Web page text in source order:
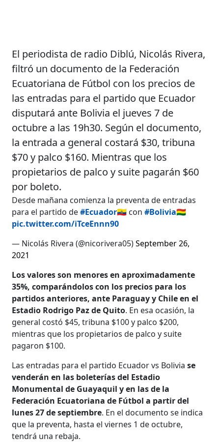
El periodista de radio Diblú, Nicolás Rivera,
filtró un documento de la Federación
Ecuatoriana de Fútbol con los precios de
las entradas para el partido que Ecuador
disputará ante Bolivia el jueves 7 de
octubre a las 19h30. Según el documento,
la entrada a general costará $30, tribuna
$70 y palco $160. Mientras que los
propietarios de palco y suite pagarán $60
por boleto.
Desde mañana comienza la preventa de entradas
para el partido de#Ecuador🇪🇨 con#Bolivia🇧🇴
pic.twitter.com/iTceEnnn90
— Nicolás Rivera (@nicorivera05)September 26,
2021
Los valores son menores en aproximadamente
35%, comparándolos con los precios para los
partidos anteriores, ante Paraguay y Chile en el
Estadio Rodrigo Paz de Quito. En esa ocasión, la
general costó $45, tribuna $100 y palco $200,
mientras que los propietarios de palco y suite
pagaron $100.
Las entradas para el partido Ecuador vs Boliviase
venderán en las boleterías del Estadio
Monumental de Guayaquil y en las de la
Federación Ecuatoriana de Fútbol a partir del
lunes 27 de septiembre. En el documento se indica
que la preventa, hasta el viernes 1 de octubre,
tendrá una rebaja.